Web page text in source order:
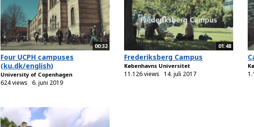
00:32
Four UCPH campuses
(ku.dk/english)
University of Copenhagen
624 views 6. juni 2019
01:48
Frederiksberg Campus
Københavns Universitet
11.126 views 14. juli 2017